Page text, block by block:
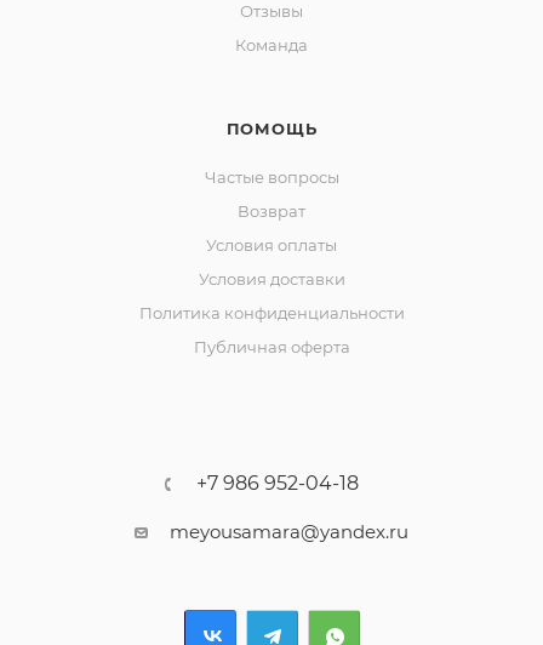
Отзывы
Команда
ПОМОЩЬ
Частые вопросы
Возврат
Условия оплаты
Условия доставки
Политика конфиденциальности
Публичная оферта
+7 986 952-04-18
meyousamara@yandex.ru